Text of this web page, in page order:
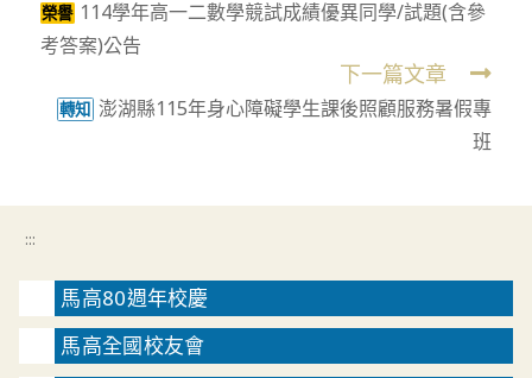
more
articles
榮譽 114學年高一二數學競試成績優異同學/試題(含參
考答案)公告
下一篇文章
轉知 澎湖縣115年身心障礙學生課後照顧服務暑假專
班
:::
馬高80週年校慶
馬高全國校友會